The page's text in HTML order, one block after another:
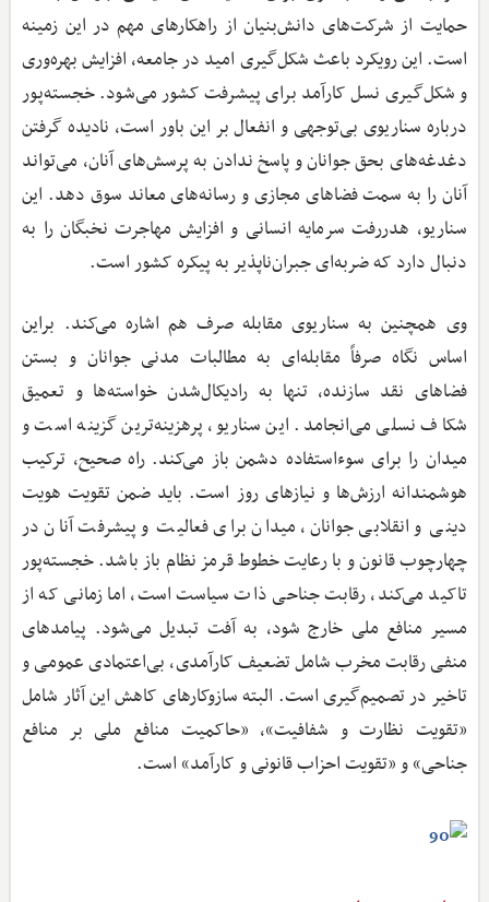
حمایت از شرکت‌های دانش‌بنیان از راهکارهای مهم در این زمینه
است. این رویکرد باعث شکل‌گیری امید در جامعه، افزایش بهره‌وری
و شکل‌گیری نسل کارآمد برای پیشرفت کشور می‌شود. خجسته‌پور
درباره سناریوی بی‌توجهی و انفعال بر این باور است، نادیده گرفتن
دغدغه‌های بحق جوانان و پاسخ ندادن به پرسش‌های آنان، می‌تواند
آنان را به سمت فضاهای مجازی و رسانه‌های معاند سوق دهد. این
سناریو، هدررفت سرمایه انسانی و افزایش مهاجرت نخبگان را به
دنبال دارد که ضربه‌ای جبران‌ناپذیر به پیکره کشور است.
وی همچنین به سناریوی مقابله صرف هم اشاره می‌کند. براین
اساس نگاه صرفاً مقابله‌ای به مطالبات مدنی جوانان و بستن
فضاهای نقد سازنده، تنها به رادیکال‌شدن خواسته‌ها و تعمیق
شکاف نسلی می‌انجامد. این سناریو، پرهزینه‌ترین گزینه است و
میدان را برای سوءاستفاده دشمن باز می‌کند. راه صحیح، ترکیب
هوشمندانه ارزش‌ها و نیازهای روز است. باید ضمن تقویت هویت
دینی و انقلابی جوانان، میدان برای فعالیت و پیشرفت آنان در
چهارچوب قانون و با رعایت خطوط قرمز نظام باز باشد. خجسته‌پور
تاکید می‌کند، رقابت جناحی ذات سیاست است، اما زمانی که از
مسیر منافع ملی خارج شود، به آفت تبدیل می‌شود. پیامدهای
منفی رقابت مخرب شامل تضعیف کارآمدی، بی‌اعتمادی عمومی و
تاخیر در تصمیم‌گیری است. البته سازوکارهای کاهش این آثار شامل
«تقویت نظارت و شفافیت»، «حاکمیت منافع ملی بر منافع
جناحی» و «تقویت احزاب قانونی و کارآمد» است.